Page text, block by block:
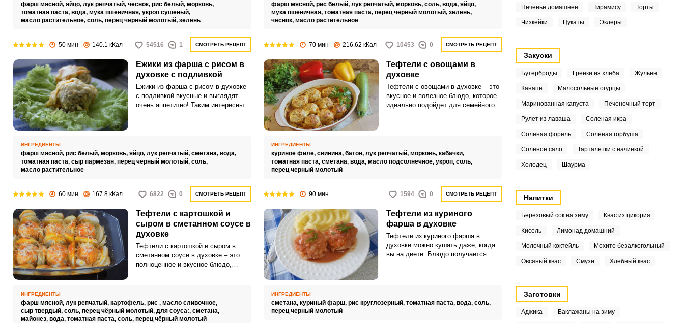
фарш мясной, яйцо, лук репчатый, чеснок, рис белый, морковь,
томатная паста, вода, мука пшеничная, укроп сушеный,
масло растительное, соль, перец черный молотый, зелень
50 мин 140.1 кКал 54516 1 СМОТРЕТЬ РЕЦЕПТ
фарш мясной, рис белый, лук репчатый, морковь, соль, вода, яйцо,
мука пшеничная, томатная паста, перец черный молотый, зелень,
чеснок, масло растительное
70 мин 216.62 кКал 10453 0 СМОТРЕТЬ РЕЦЕПТ
Ежики из фарша с рисом в
духовке с подливкой
Ежики из фарша с рисом в духовке
с подливкой вкусные и выглядят
очень аппетитно! Таким интересным
получить такой эффект, рис к
фаршу добавляется именно в сыром
ИНГРЕДИЕНТЫ
фарш мясной, рис белый, морковь, яйцо, лук репчатый, сметана, вода,
томатная паста, сыр пармезан, перец черный молотый, соль,
масло растительное
60 мин 167.8 кКал 6822 0 СМОТРЕТЬ РЕЦЕПТ
Тефтели с овощами в
духовке
Тефтели с овощами в духовке – это
вкусное и полезное блюдо, которое
идеально подойдет для семейного
ИНГРЕДИЕНТЫ
куриное филе, свинина, батон, лук репчатый, морковь, кабачки,
томатная паста, сметана, вода, масло подсолнечное, укроп, соль,
перец черный молотый
90 мин 1594 0 СМОТРЕТЬ РЕЦЕПТ
Тефтели с картошкой и
сыром в сметанном соусе в
духовке
Тефтели с картошкой и сыром в
сметанном соусе в духовке – это
полноценное и вкусное блюдо,
Готовится блюдо достаточно быстро
и просто.
ИНГРЕДИЕНТЫ
фарш мясной, лук репчатый, картофель, рис , масло сливочное,
сыр твердый, соль, перец чёрный молотый, для соуса:, сметана,
майонез, вода, томатная паста, соль, перец чёрный молотый
Тефтели из куриного
фарша в духовке
Тефтели из куриного фарша в
духовке можно кушать даже, когда
вы на диете. Блюдо получается
ИНГРЕДИЕНТЫ
сметана, куриный фарш, рис круглозерный, томатная паста, вода, соль,
перец черный молотый
Печенье домашнее Тирамису Торты
Чизкейки Цукаты Эклеры
Закуски
Бутерброды Гренки из хлеба Жульен
Канапе Малосольные огурцы
Маринованная капуста Печеночный торт
Рулет из лаваша Соленая икра
Соленая форель Соленая горбуша
Соленое сало Тарталетки с начинкой
Холодец Шаурма
Напитки
Березовый сок на зиму Квас из цикория
Кисель Лимонад домашний
Молочный коктейль Мохито безалкогольный
Овсяный квас Смузи Хлебный квас
Заготовки
Аджика Баклажаны на зиму
Запомнить меня
ВХОД
ЕЩЕ НЕ ЗАРЕГИСТРИРОВАННЫ?